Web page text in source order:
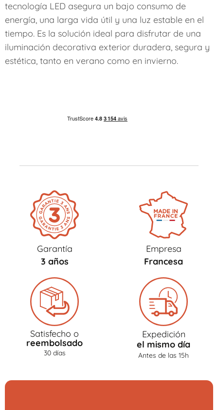
tecnología LED asegura un bajo consumo de
energía, una larga vida útil y una luz estable en el
tiempo. Es la solución ideal para disfrutar de una
iluminación decorativa exterior duradera, segura y
estética, tanto en verano como en invierno.
Garantía
3 años
Empresa
Francesa
Satisfecho o
reembolsado
30 días
Expedición
el mismo día
Antes de las 15h